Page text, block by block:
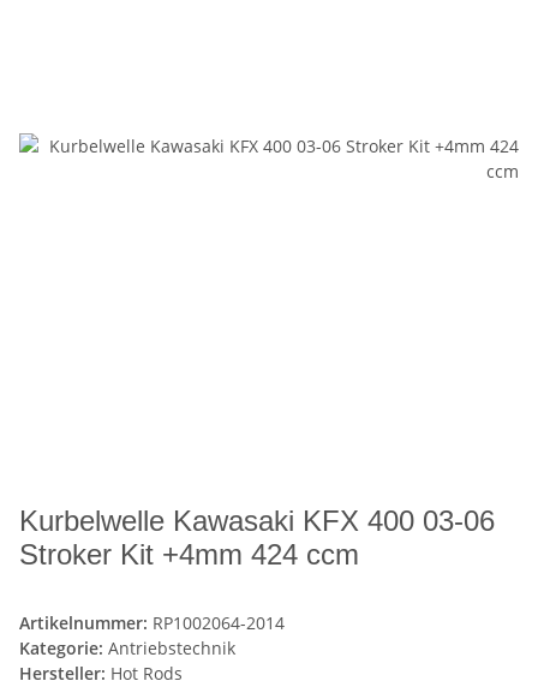
Kurbelwelle Kawasaki KFX 400 03-06
Stroker Kit +4mm 424 ccm
Artikelnummer: RP1002064-2014
Kategorie: Antriebstechnik
Hersteller: Hot Rods